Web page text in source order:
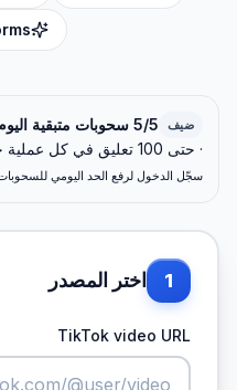
ضيف
5/5 سحوبات متبقية اليوم
· حتى 100 تعليق في كل عملية جلب
سجّل الدخول لرفع الحد اليومي
1 اختر المصدر
TikTok video URL